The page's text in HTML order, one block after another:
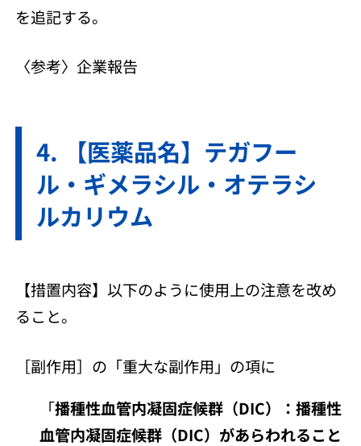
を追記する。
〈参考〉企業報告
【医薬品名】テガフー
ル・ギメラシル・オテラシ
ルカリウム
【措置内容】以下のように使用上の注意を改め
ること。
［副作用］の「重大な副作用」の項に
「播種性血管内凝固症候群（DIC）：播種性
血管内凝固症候群（DIC）があらわれること